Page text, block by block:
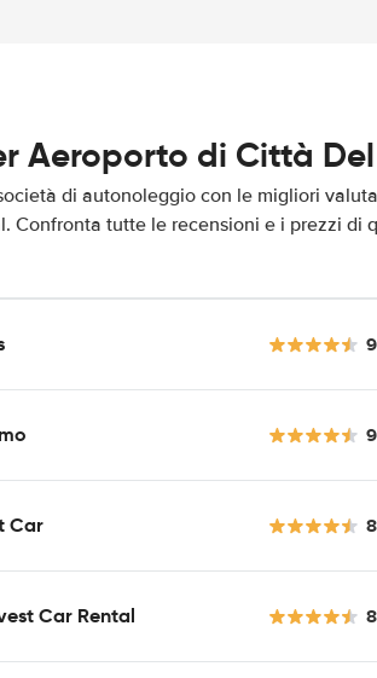
Aeroporto di Città
di autonoleggio con le migliori
Confronta tutte le recensioni e i prezzi di
9
Car
Car Rental